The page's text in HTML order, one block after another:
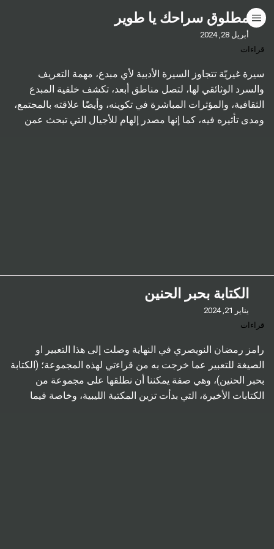
مطلوق سراحك يا طوير
أبريل 28, 2024
قراءات
سيرة غيريّة تتجاوز السيرة الأدبية لأي مبدع، مهمة التعريف
والسرد الوثائقي لها، لتصل مناطق أبعد، تكشف خلفية المبدع
الثقافية، والمؤثرات المباشرة في تكوينه، وأيضًا علاقته بالمجتمع،
ومدى تأثيره فيه، كما إنها مصدر إلهام للأجيال التي تبحث عمن
الكتابة بحبر الحنين
يناير 21, 2024
قراءات
رامز رمضان النويصري في النهاية وصلت إلى هذا التعبير او
الصيغة للتعبير عما خرجت به من قراءتي لهذه المجموعة؛ (الكتابة
بحبر الحنين)، وهي صفة يمكننا أن نطلقها على مجموعة من
الكتابات الأخيرة، التي بدأت تزين المكتبة الليبية، وخاصة فيما
HOME
GO TO